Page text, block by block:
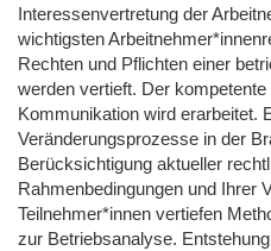
Interessenvertretung der
wichtigsten
Rechten und Pflichten einer
werden vertieft. Der
Kommunikation wird erarbeitet.
Veränderungsprozesse in der
Berücksichtigung aktueller
Rahmenbedingungen und Ihrer
Teilnehmer*innen vertiefen
zur Betriebsanalyse.